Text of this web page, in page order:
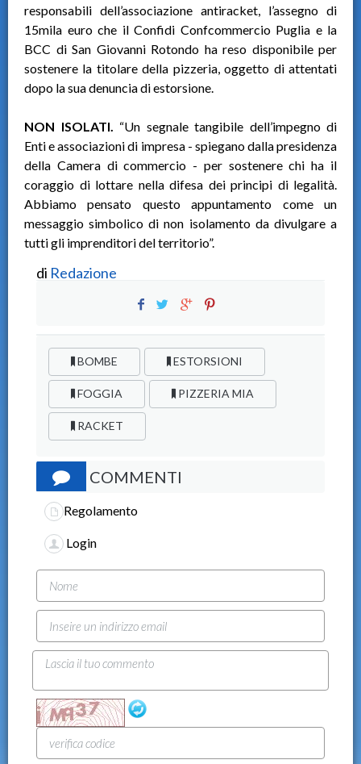
responsabili dell’associazione antiracket, l’assegno di
15mila euro che il Confidi Confcommercio Puglia e la
BCC di San Giovanni Rotondo ha reso disponibile per
sostenere la titolare della pizzeria, oggetto di attentati
dopo la sua denuncia di estorsione.
NON ISOLATI. “Un segnale tangibile dell’impegno di
Enti e associazioni di impresa - spiegano dalla presidenza
della Camera di commercio - per sostenere chi ha il
coraggio di lottare nella difesa dei principi di legalità.
Abbiamo pensato questo appuntamento come un
messaggio simbolico di non isolamento da divulgare a
tutti gli imprenditori del territorio”.
di Redazione
BOMBE ESTORSIONI
FOGGIA PIZZERIA MIA
RACKET
COMMENTI
Regolamento
Login